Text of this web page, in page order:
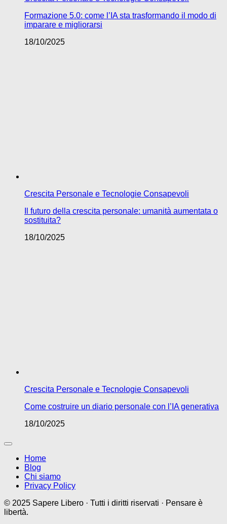
Formazione 5.0: come l’IA sta trasformando il modo di
imparare e migliorarsi
18/10/2025
Crescita Personale e Tecnologie Consapevoli
Il futuro della crescita personale: umanità aumentata o
sostituita?
18/10/2025
Crescita Personale e Tecnologie Consapevoli
Come costruire un diario personale con l’IA generativa
18/10/2025
Home
Blog
Chi siamo
Privacy Policy
© 2025 Sapere Libero · Tutti i diritti riservati · Pensare è
libertà.